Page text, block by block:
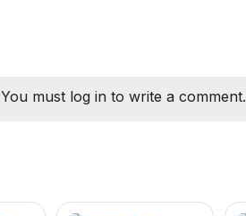
You must log in to write a comment.